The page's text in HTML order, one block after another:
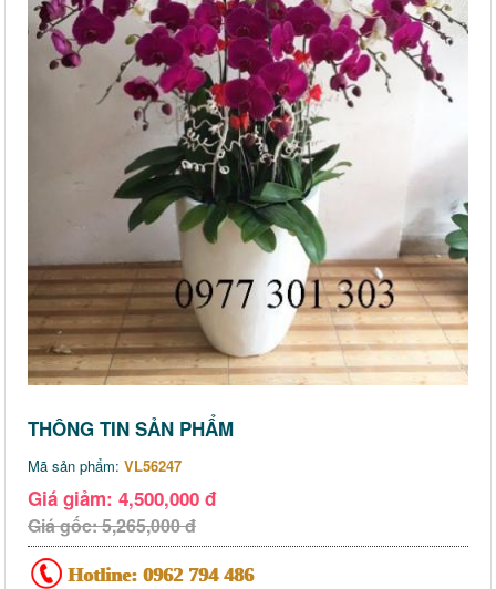
THÔNG TIN SẢN PHẨM
Mã sản phẩm: VL56247
Giá giảm: 4,500,000 đ
Giá gốc: 5,265,000 đ
Hotline: 0962 794 486